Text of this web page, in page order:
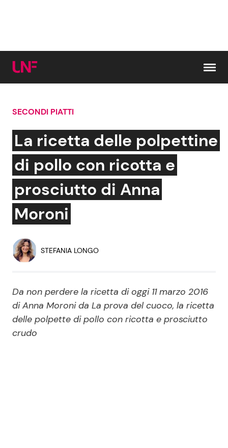
Cerca:
News e Cronaca
Attualità Italiana
Dal Mondo
Economia
Persone Scomparse
Politica
Gossip e TV
Bellezze VIP
Reality e Talent
Soap Opera
SECONDI PIATTI
La ricetta delle polpettine
di pollo con ricotta e
prosciutto di Anna
Moroni
STEFANIA LONGO
Da non perdere la ricetta di oggi 11 marzo 2016
di Anna Moroni da La prova del cuoco, la ricetta
delle polpette di pollo con ricotta e prosciutto
crudo